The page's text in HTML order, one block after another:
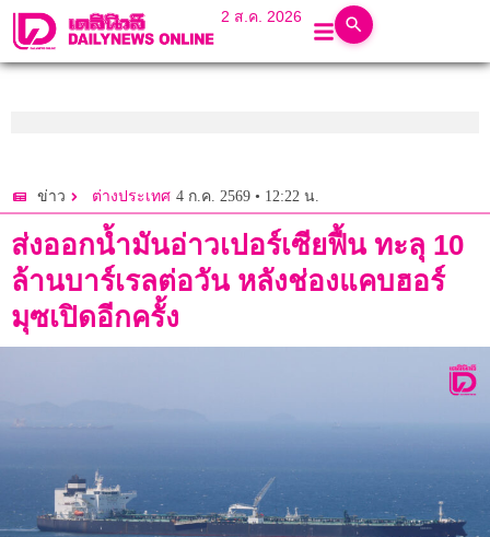
2 ส.ค. 2026
ข่าว ต่างประเทศ 4 ก.ค. 2569 • 12:22 น.
ส่งออกน้ำมันอ่าวเปอร์เซียฟื้น ทะลุ 10
ล้านบาร์เรลต่อวัน หลังช่องแคบฮอร์
มุซเปิดอีกครั้ง